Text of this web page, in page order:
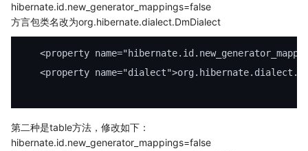
hibernate.id.new_generator_mappings=false
方言包类名改为org.hibernate.dialect.DmDialect
    <
property name=
    <
property name="dialect"
第二种是table方法，修改如下：
hibernate.id.new_generator_mappings=false